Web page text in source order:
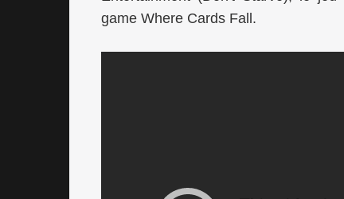
game Where Cards Fall .